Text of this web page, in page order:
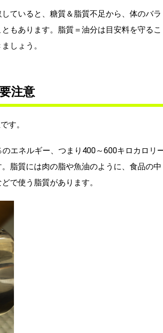
ていると、糖質＆脂質不足から、体のバラ
もあります。脂質＝油分は目安料を守るこ
しょう。
注意
す。
エネルギー、つまり400～600キロカロリ
脂質には肉の脂や魚油のように、食品の中
で使う脂質があります。